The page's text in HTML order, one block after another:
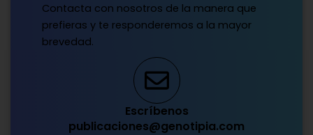
Contacta con nosotros de la manera que
prefieras y te responderemos a la mayor
brevedad.
Escríbenos
publicaciones@genotipia.com